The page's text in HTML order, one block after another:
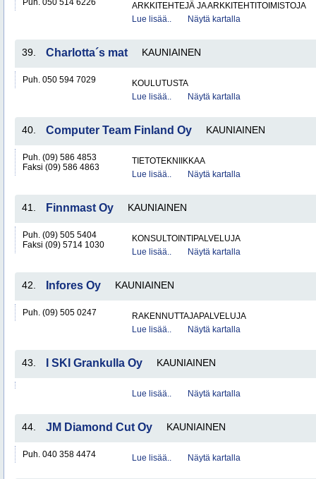
Puh. 050 514 6226
ARKKITEHTEJÄ JA ARKKITEHTITOIMISTOJA
Lue lisää..
Näytä kartalla
39. Charlotta´s mat KAUNIAINEN
Puh. 050 594 7029
KOULUTUSTA
Lue lisää..
Näytä kartalla
40. Computer Team Finland Oy KAUNIAINEN
Puh. (09) 586 4853
Faksi (09) 586 4863
TIETOTEKNIIKKAA
Lue lisää..
Näytä kartalla
41. Finnmast Oy KAUNIAINEN
Puh. (09) 505 5404
Faksi (09) 5714 1030
KONSULTOINTIPALVELUJA
Lue lisää..
Näytä kartalla
42. Infores Oy KAUNIAINEN
Puh. (09) 505 0247
RAKENNUTTAJAPALVELUJA
Lue lisää..
Näytä kartalla
43. I SKI Grankulla Oy KAUNIAINEN
Lue lisää.. Näytä kartalla
44. JM Diamond Cut Oy KAUNIAINEN
Puh. 040 358 4474 Lue lisää.. Näytä kartalla